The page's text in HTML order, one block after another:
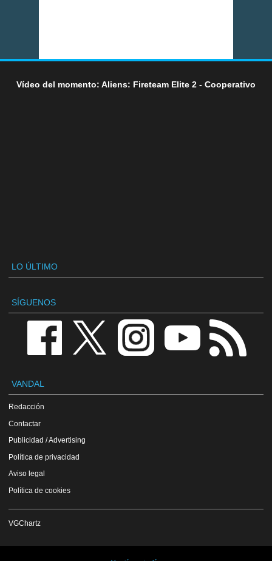
Vídeo del momento: Aliens: Fireteam Elite 2 - Cooperativo
LO ÚLTIMO
SÍGUENOS
VANDAL
Redacción
Contactar
Publicidad / Advertising
Política de privacidad
Aviso legal
Política de cookies
VGChartz